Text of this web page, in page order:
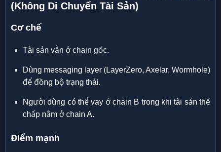
(Không Di Chuyển Tài Sản)
Cơ chế
Tài sản vẫn ở chain gốc.
Dùng messaging layer (LayerZero, Axelar, Wormhole)
để đồng bộ trạng thái.
Người dùng có thể vay ở chain B trong khi tài sản thế
chấp nằm ở chain A.
Điểm mạnh